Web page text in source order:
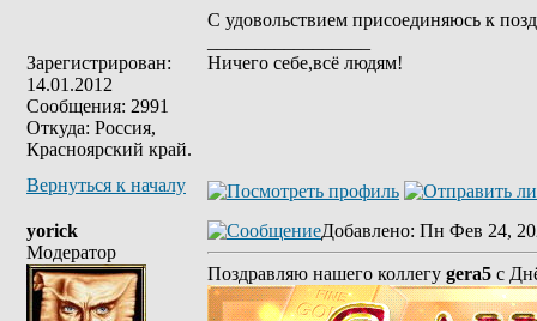
Зарегистрирован:
14.01.2012
Сообщения: 2991
Откуда: Россия,
Красноярский край.
С удовольствием присоединяюсь к
Ничего себе,всё людям!
Вернуться к началу
yorick
Модератор
Добавлено: Пн Фев 24,
Поздравляю нашего коллегу gera5 c